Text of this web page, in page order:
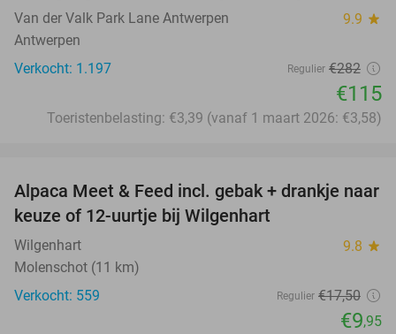
Van der Valk Park Lane Antwerpen 9.9 star
Antwerpen
Verkocht: 1.197
Regulier €282
€115
Toeristenbelasting: €3,39 (vanaf 1 maart 2026: €3,58)
43%
Alpaca Meet & Feed incl. gebak + drankje naar
keuze of 12-uurtje bij Wilgenhart
Wilgenhart 9.8 star
Molenschot (11 km)
Verkocht: 559
Regulier €17,50
€9,95